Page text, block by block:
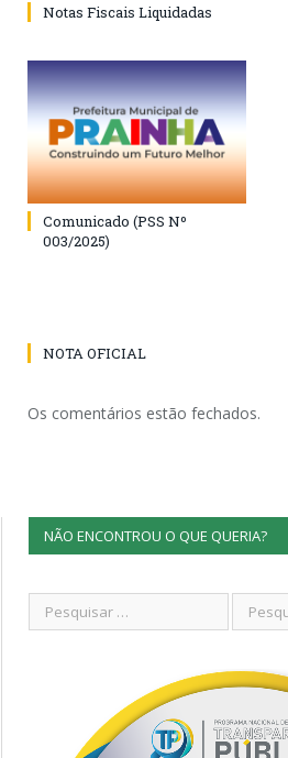
Notas Fiscais Liquidadas
Comunicado (PSS Nº
003/2025)
NOTA OFICIAL
Os comentários estão fechados.
NÃO ENCONTROU O QUE QUERIA?